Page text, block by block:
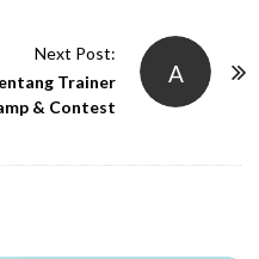
A
Next Post:
Trainer
& Contest